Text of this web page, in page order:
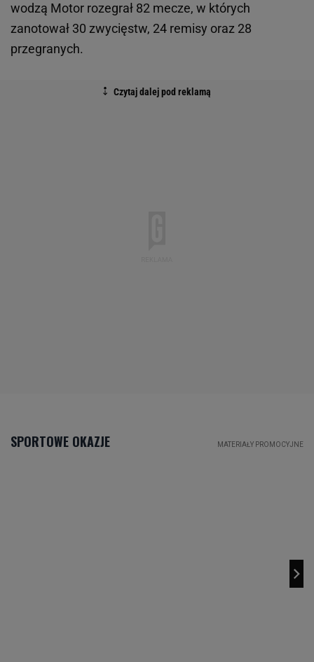
wodzą Motor rozegrał 82 mecze, w których
zanotował 30 zwycięstw, 24 remisy oraz 28
przegranych.